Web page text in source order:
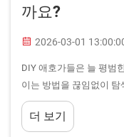
까요?
2026-03-01
DIY 애호가들은 늘 평범
이는 방법을 끊임없이
전문가 수준의 마감 효과
하나로 부상하고 있습니
더 보기